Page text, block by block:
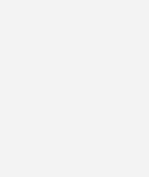
2025 live